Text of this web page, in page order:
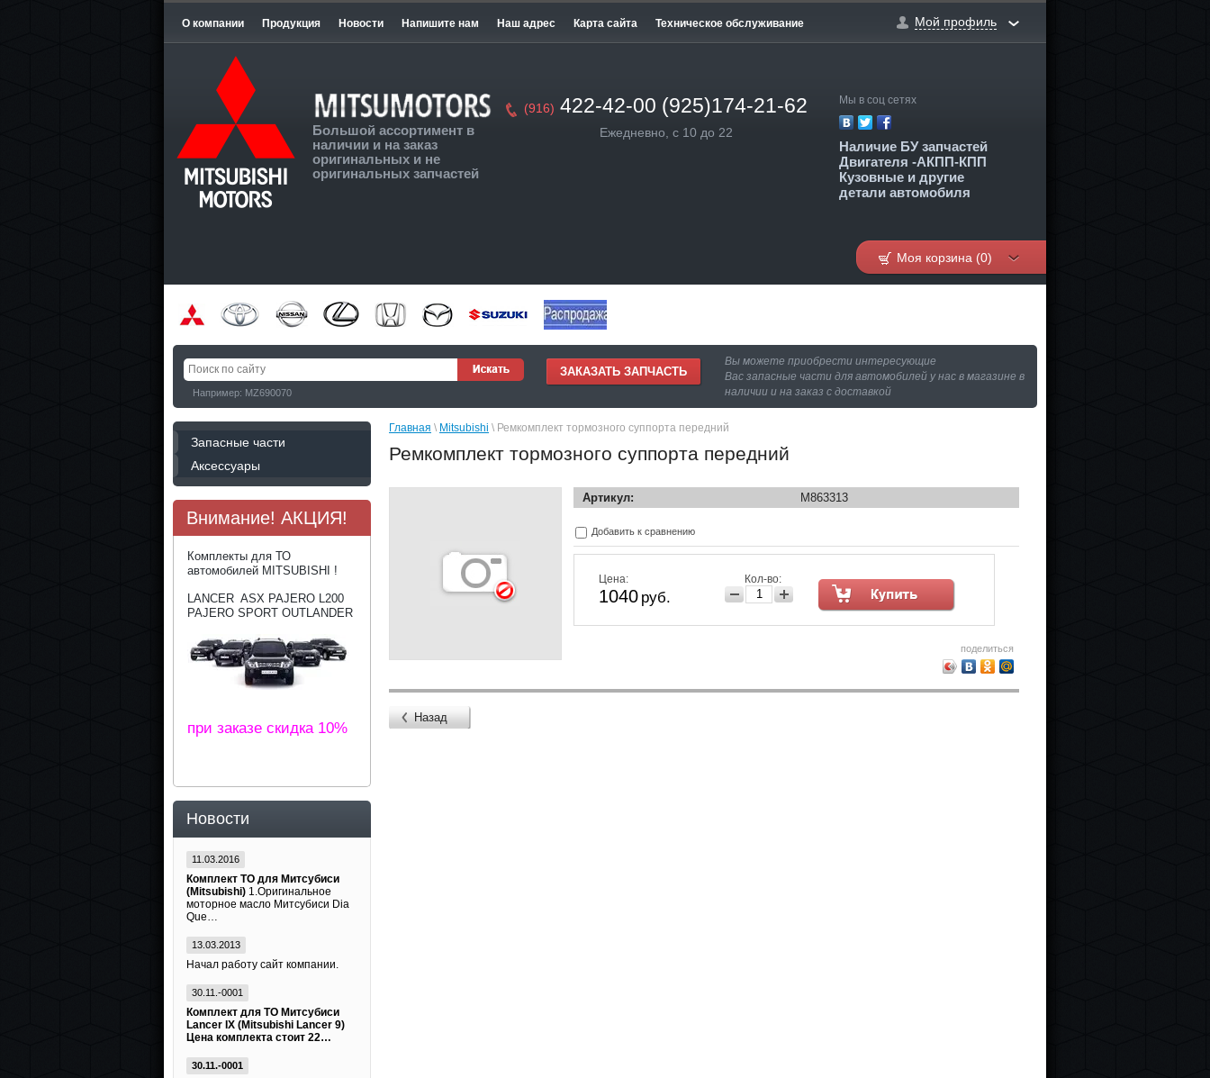
О компании Продукция Новости Напишите нам Наш адрес Карта сайта Техническое обслуживание Мой профиль
Большой ассортимент в
наличии и на заказ
оригинальных и не
оригинальных запчастей
(916) 422-42-00 (925)174-21-62
Ежедневно, с 10 до 22
Мы в соц сетях
Наличие БУ запчастей
Двигателя -АКПП-КПП
Кузовные и другие
детали автомобиля
Моя корзина (0)
Например: MZ690070
ЗАКАЗАТЬ ЗАПЧАСТЬ
Вы можете приобрести интересующие
Вас запасные части для автомобилей у нас в магазине в
наличии и на заказ с доставкой
Запасные части
Аксессуары
Внимание! АКЦИЯ!
Комплекты для ТО
автомобилей MITSUBISHI !
LANCER ASX PAJERO L200
PAJERO SPORT OUTLANDER
при заказе скидка 10%
Новости
11.03.2016
Комплект ТО для Митсубиси
(Mitsubishi) 1.Оригинальное
моторное масло Митсубиси Dia
Que…
13.03.2013
Начал работу сайт компании.
30.11.-0001
Комплект для ТО Митсубиси
Lancer IX (Mitsubishi Lancer 9)
Цена комплекта стоит 22…
30.11.-0001
Главная \ Mitsubishi \ Ремкомплект тормозного суппорта передний
Ремкомплект тормозного суппорта передний
Артикул: M863313
Добавить к сравнению
Цена:
1040 руб.
Кол-во:
поделиться
Назад